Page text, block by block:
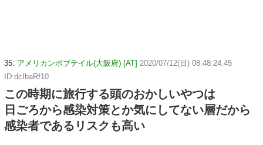
35: アメリカンボブテイル(大阪府) [AT] 2020/07/12(日) 08:48:24.45
ID:dcIbaRf10
この時期に旅行する頭のおかしいやつは
日ごろから感染対策とか気にしてない層だから
感染者であるリスクも高い